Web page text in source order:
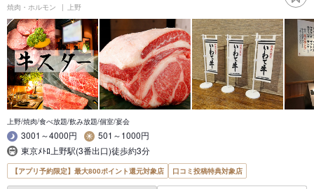
焼肉・ホルモン 上野
上野/焼肉/食べ放題/飲み放題/個室/宴会
3001～4000円
501～1000円
東京ﾒﾄﾛ上野駅(3番出口)徒歩約3分
【アプリ予約限定】最大800ポイント還元対象店 口コミ投稿特典対象店